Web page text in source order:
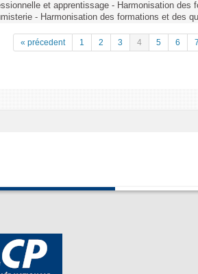
et apprentissage - Harmonisation des
- Harmonisation des formations et des
« précedent 1 2 3 4 5 6